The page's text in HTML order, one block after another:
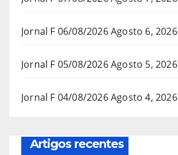
Jornal F 06/08/2026Agosto 6, 2026
Jornal F 05/08/2026Agosto 5, 2026
Jornal F 04/08/2026Agosto 4, 2026
Artigos recentes